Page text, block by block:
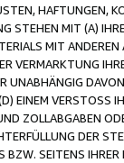
HAFTUNGEN,
STEHEN MIT (A)
MIT
VERMARKTUNG
UNABHÄNGIG
EINEM VERSTOSS
ZOLLABGABEN
DER
BZW. SEITENS